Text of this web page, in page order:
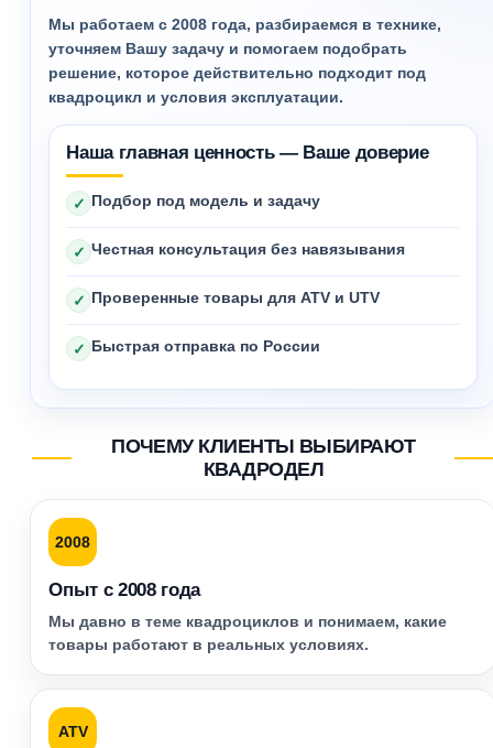
Мы работаем с 2008 года, разбираемся в технике,
уточняем Вашу задачу и помогаем подобрать
решение, которое действительно подходит под
квадроцикл и условия эксплуатации.
Наша главная ценность — Ваше доверие
✓ Подбор под модель и задачу
✓ Честная консультация без навязывания
✓ Проверенные товары для ATV и UTV
✓ Быстрая отправка по России
ПОЧЕМУ КЛИЕНТЫ ВЫБИРАЮТ
КВАДРОДЕЛ
2008
Опыт с 2008 года
Мы давно в теме квадроциклов и понимаем, какие
товары работают в реальных условиях.
ATV